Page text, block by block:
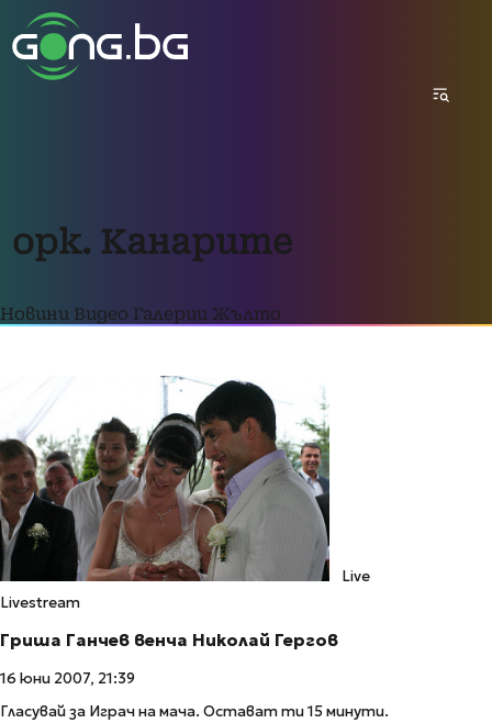
орк. Канарите
Новини Видео Галерии Жълто
Live
Livestream
Гриша Ганчев венча Николай Гергов
16 юни 2007, 21:39
Гласувай за Играч на мача. Остават ти 15 минути.